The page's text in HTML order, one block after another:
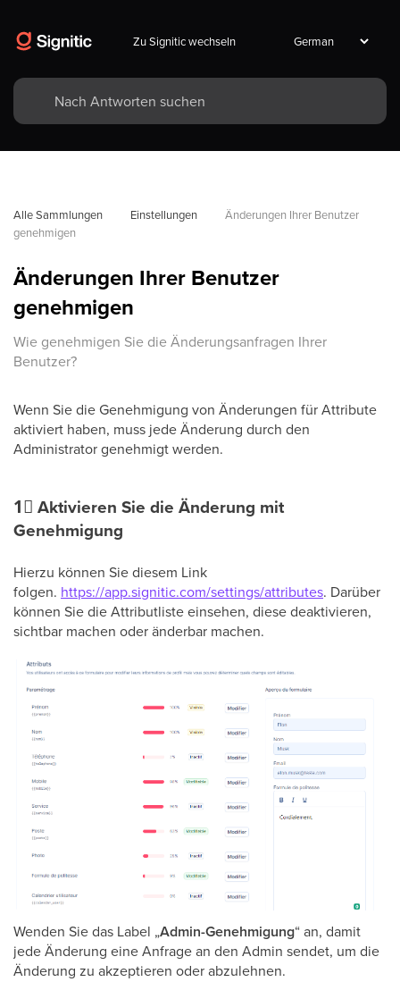
Zu Signitic wechseln
Alle Sammlungen Einstellungen
Änderungen Ihrer Benutzer
genehmigen
Änderungen Ihrer Benutzer
genehmigen
Wie genehmigen Sie die Änderungsanfragen Ihrer
Benutzer?
Wenn Sie die Genehmigung von Änderungen für Attribute
aktiviert haben, muss jede Änderung durch den
Administrator genehmigt werden.
1⃣ Aktivieren Sie die Änderung mit
Genehmigung
Hierzu können Sie diesem Link
folgen. https://app.signitic.com/settings/attributes. Darüber
können Sie die Attributliste einsehen, diese deaktivieren,
sichtbar machen oder änderbar machen.
Wenden Sie das Label „Admin-Genehmigung“ an, damit
jede Änderung eine Anfrage an den Admin sendet, um die
Änderung zu akzeptieren oder abzulehnen.